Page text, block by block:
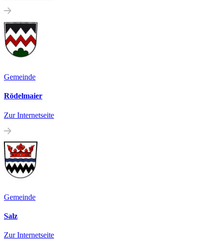
Gemeinde
Rödelmaier
Zur Internetseite
Gemeinde
Salz
Zur Internetseite